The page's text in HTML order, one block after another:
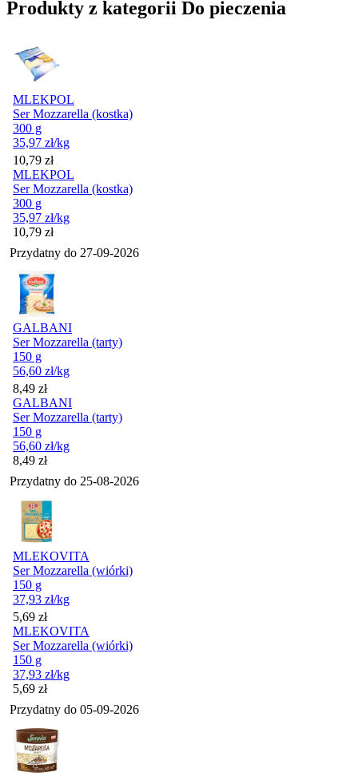
Produkty z kategorii Do pieczenia
MLEKPOL
Ser Mozzarella (kostka)
300 g
35,97 zł/kg
Cena
10,79 zł
MLEKPOL
Ser Mozzarella (kostka)
300 g
35,97 zł/kg
Cena
10,79 zł
Przydatny do 27-09-2026
GALBANI
Ser Mozzarella (tarty)
150 g
56,60 zł/kg
Cena
8,49 zł
GALBANI
Ser Mozzarella (tarty)
150 g
56,60 zł/kg
Cena
8,49 zł
Przydatny do 25-08-2026
MLEKOVITA
Ser Mozzarella (wiórki)
150 g
37,93 zł/kg
Cena
5,69 zł
MLEKOVITA
Ser Mozzarella (wiórki)
150 g
37,93 zł/kg
Cena
5,69 zł
Przydatny do 05-09-2026